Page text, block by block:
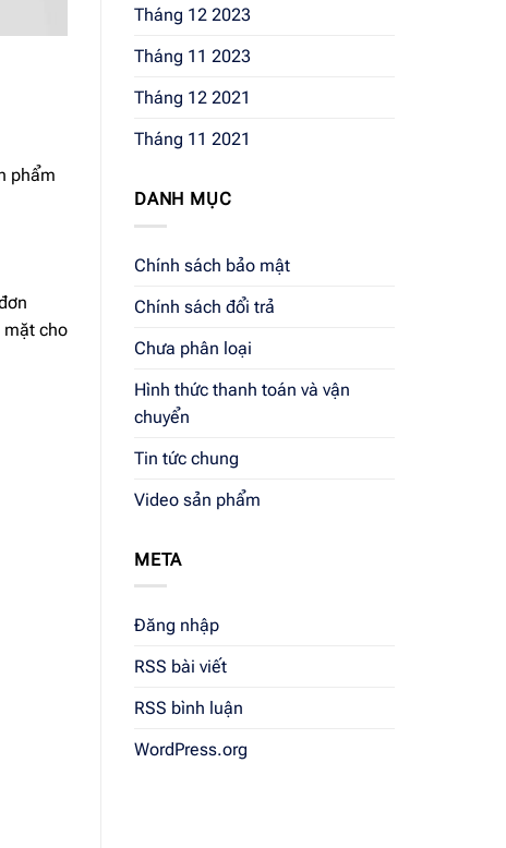
phẩm
mặt cho
Tháng 12 2023
Tháng 11 2023
Tháng 12 2021
Tháng 11 2021
DANH MỤC
Chính sách bảo mật
Chính sách đổi trả
Chưa phân loại
Hình thức thanh toán và vận
chuyển
Tin tức chung
Video sản phẩm
META
Đăng nhập
RSS bài viết
RSS bình luận
WordPress.org